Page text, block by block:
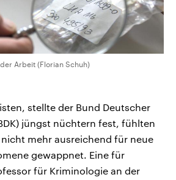
Arbeit (Florian Schuh)
stellte der Bund Deutscher
jüngst nüchtern fest, fühlten
mehr ausreichend für neue
gewappnet. Eine für
für Kriminologie an der